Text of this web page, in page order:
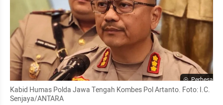
Perbesar
Kabid Humas Polda Jawa Tengah Kombes Pol Artanto. Foto: I.C.
Senjaya/ANTARA